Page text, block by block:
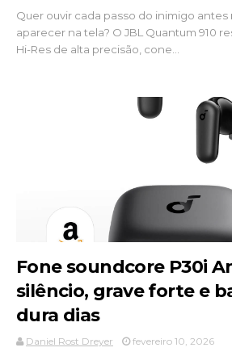
Quer ouvir cada passo do inimigo
aparecer na tela? O JBL Quantum 910
Hi-Res de alta precisão, cone...
Fone soundcore P30i
silêncio, grave forte e
dura dias
Daniel Rost Dreyer fevereiro 10, 2026